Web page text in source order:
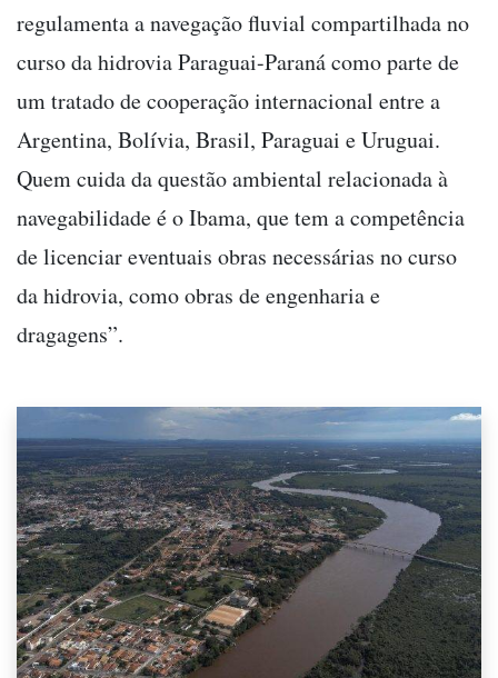
regulamenta a navegação fluvial compartilhada no
curso da hidrovia Paraguai-Paraná como parte de
um tratado de cooperação internacional entre a
Argentina, Bolívia, Brasil, Paraguai e Uruguai.
Quem cuida da questão ambiental relacionada à
navegabilidade é o Ibama, que tem a competência
de licenciar eventuais obras necessárias no curso
da hidrovia, como obras de engenharia e
dragagens”.